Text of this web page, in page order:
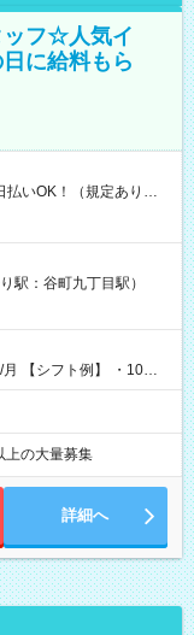
ッフ☆人気イ
に給料もら
ンビニATMから 日払
駅：谷町九丁目駅）
：
上の大量募集
詳細へ